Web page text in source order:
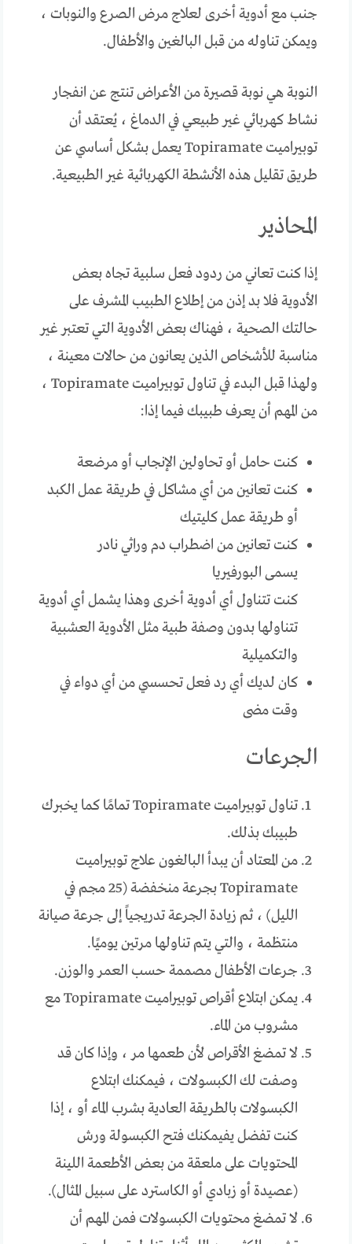
جنب مع أدوية أخرى لعلاج مرض الصرع والنوبات ،
ويمكن تناوله من قبل البالغين والأطفال.
النوبة هي نوبة قصيرة من الأعراض تنتج عن انفجار
نشاط كهربائي غير طبيعي في الدماغ ، يُعتقد أن
توبيراميت Topiramate يعمل بشكل أساسي عن
طريق تقليل هذه الأنشطة الكهربائية غير الطبيعية.
المحاذير
إذا كنت تعاني من ردود فعل سلبية تجاه بعض
الأدوية فلا بد إذن من إطلاع الطبيب المشرف على
حالتك الصحية ، فهناك بعض الأدوية التي تعتبر غير
مناسبة للأشخاص الذين يعانون من حالات معينة ،
ولهذا قبل البدء في تناول توبيراميت Topiramate ،
من المهم أن يعرف طبيبك فيما إذا:
كنت حامل أو تحاولين الإنجاب أو مرضعة
كنت تعانين من أي مشاكل في طريقة عمل الكبد
أو طريقة عمل كليتيك
كنت تعانين من اضطراب دم وراثي نادر
يسمى البورفيريا
كنت تتناول أي أدوية أخرى وهذا يشمل أي أدوية
تتناولها بدون وصفة طبية مثل الأدوية العشبية
والتكميلية
كان لديك أي رد فعل تحسسي من أي دواء في
وقت مضى
الجرعات
تناول توبيراميت Topiramate تمامًا كما يخبرك
طبيبك بذلك.
من المعتاد أن يبدأ البالغون علاج توبيراميت
Topiramate بجرعة منخفضة (25 مجم في
الليل) ، ثم زيادة الجرعة تدريجياً إلى جرعة صيانة
منتظمة ، والتي يتم تناولها مرتين يوميًا.
جرعات الأطفال مصممة حسب العمر والوزن.
يمكن ابتلاع أقراص توبيراميت Topiramate مع
مشروب من الماء.
لا تمضغ الأقراص لأن طعمها مر ، وإذا كان قد
وصفت لك الكبسولات ، فيمكنك ابتلاع
الكبسولات بالطريقة العادية بشرب الماء أو ، إذا
كنت تفضل يفيمكنك فتح الكبسولة ورش
المحتويات على ملعقة من بعض الأطعمة اللينة
(عصيدة أو زبادي أو الكاسترد على سبيل المثال).
لا تمضغ محتويات الكبسولات فمن المهم أن